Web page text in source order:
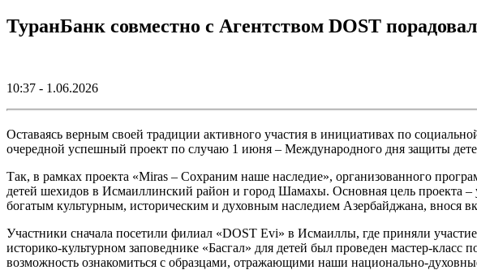
ТуранБанк совместно с Агентством DOST
10:37 - 1.06.2026
Оставаясь верным своей традиции активного участия в инициативах по
очередной успешный проект по случаю 1 июня – Международного дня защиты
Так, в рамках проекта «Miras – Сохраним наше наследие», организованного
детей шехидов в Исмаиллинский район и город Шамахы. Основная цель проекта
богатым культурным, историческим и духовным наследием Азербайджана, внося
Участники сначала посетили филиал «DOST Evi» в Исмаиллы, где приняли
историко-культурном заповеднике «Басгал» для детей был проведен мастер-
возможность ознакомиться с образцами, отражающими наши национально-